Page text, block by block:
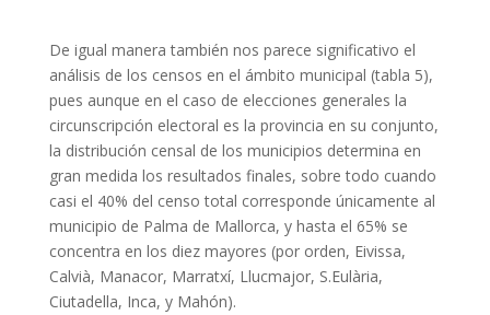
De igual manera también nos parece significativo el
análisis de los censos en el ámbito municipal (tabla 5),
pues aunque en el caso de elecciones generales la
circunscripción electoral es la provincia en su conjunto,
la distribución censal de los municipios determina en
gran medida los resultados finales, sobre todo cuando
casi el 40% del censo total corresponde únicamente al
municipio de Palma de Mallorca, y hasta el 65% se
concentra en los diez mayores (por orden, Eivissa,
Calvià, Manacor, Marratxí, Llucmajor, S.Eulària,
Ciutadella, Inca, y Mahón).